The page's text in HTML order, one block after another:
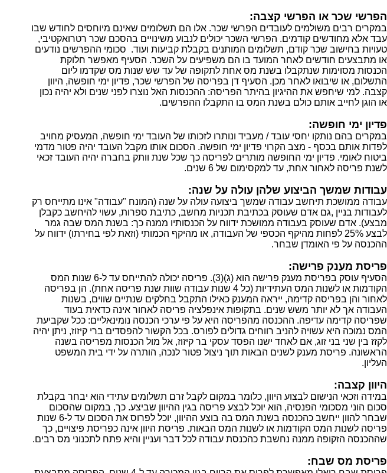
הפרשי שכר או הפרשי קצבה:
במקרים רבים משולמים לעובדים הפרשי שכר. אלו הם תשלומים שאינם מיוחסים לחודש שבו
עבד אלא מחודשים קודמים. הפרשי השכר יכולים לנבוע משינויים בהסכם שכר רטרואקטיבי,
טעויות בחישוב שכר קודם, תשלומים המותנים בקבלת קביעות ועוד. סכומי ההפרשים נודעים
או מתבצעים חודשים לאחר המועד בו הם משפיעים על השכר. הסעיף מאפשר חלוקת
הכנסות מסוימות שנתקבלו בשנת מס אחת לתקופה של עד שש שנות מס שקדמו ליום
התשלום, או שיבואו לאחר מכן. הסעיף דן בפריסה של הפרשי שכר, פדיון ימי חופשה, היוון
קצבה. למי שיחפש את ההיגיון בהיתר הפריסה: ההכנסות האל נוצרו לפני שנים ולא יהיה נכון
או הוגן לחייב אותם כולם בשנת המס בו התקבלו ההפרשים.
פדיון ימי חופשה:
במקרים בהם נותקו יחסי עובד / מעביד ונותרו לזכותו של העובד ימי חופשה, המעסיק מחויב
לפדות אותם בכסף - מצב הקרוי פדיון ימי חופשה. הסכום אותו מקבל העובד יהיה פטור מדמי
ביטוח לאומי. פדיון ימי החופשה מותרים לפריסה כך שכל שנת וותק בחברה יהיה העובד זכאי
לשנת פריסה לאחור אחת, עד למקסימום של 6 שנים.
עבודות שמשך הביצוע שלהן עולה על שנה:
עבודה ממושכת תיחשב עבודה שמשך ביצועה עולה על שנה (המונח "עבודה" אינו מתייחס רק
לעבודות בניין ,גם אדם שעוסק בכתיבת תכניות מחשב, כתיבת ספרות, עשוי להיחשב כקבלן
מבצע). אדם שעוסק בעבודה ממושכת ידווח על הכנסותיו ממנה כך: בשנת המס שבה גמר
לבצע 25% לפחות מהיקף הכספי של העבודה, או מהיקף הכמותי (וזאת לפי בחירתו) ידווח על
ההכנסה על פי האומדן שבחר.
פריסת מענק פרישה:
הסעיף עוסק בפריסת מענק פרישה הוא (ג)(3). פריסה יכולה להתייחס עד ל-6 שנות המס
הקודמות או לשנות המס העתידיות (כל 4 שנות עבודה שוות שנת פריסה אחת). הן בפריסה
לאחור והן בפריסה קדימה, ייראה המענק כאילו התקבל בחלקים שנתיים שווים, בשנות
העבודה אך לא יותר משש שנים. בתקופות אינפלציה פריסה לאחור אינה כדאית בעוד
שפריסה קדימה עדיפה. ההכנסה מהפריסה היא על פי ערכי הכנסה נומינאליים: ככל שקביעת
המס נמוכה היא עשויה להניב רווחים גדולים לפורס. בכל הקשור להפסדים ברי קיזוז, ניתן יהיה
לקזז בין שני בני זוג, אם לאחד ישנו הפסד עסקי בר קיזוז, אל מול הכנסות מפריסה בשנה
הראשונה. פריסת מענק לשנים הבאות תוך ניצול פטור לנכה, הותרה על ידי בית המשפט
העליון.
היוון קצבה:
במידה וזכאי הנישום לבצוע היוון, כלומר במקום לקבל זרם תשלומים עתידי הוא יבחר בקבלת
סכום הוני מסכומי הפנסיה, הוא יוכל לבצע פריסה בגין ההיוון שביצע. כך, במקום שהסכום
שבחר להוון ייחשב כהכנסה בשנת המס בה בוצע ההיוון, יוכל לפרוס את הסכום עד ל-6 שנות
פריסה לשנות המס הקודמות או לשנות המס הבאות. פריסת היוון אינה כפריסת פיצויים, כך
שההכנסה הזקופה ממנה נחשבת כהכנסת עבודה לכל דבר ועניין והיא פתח לתכנוני מס רבים.
פריסת מס שבח: